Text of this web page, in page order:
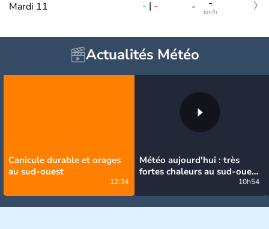
Mardi 11 - | - - -
km/h
Actualités Météo
Canicule durable et orages
au sud-ouest
12:34
Météo aujourd'hui : très
fortes chaleurs au sud-ouest
avant des orages, jusqu'à
39°C
10h54